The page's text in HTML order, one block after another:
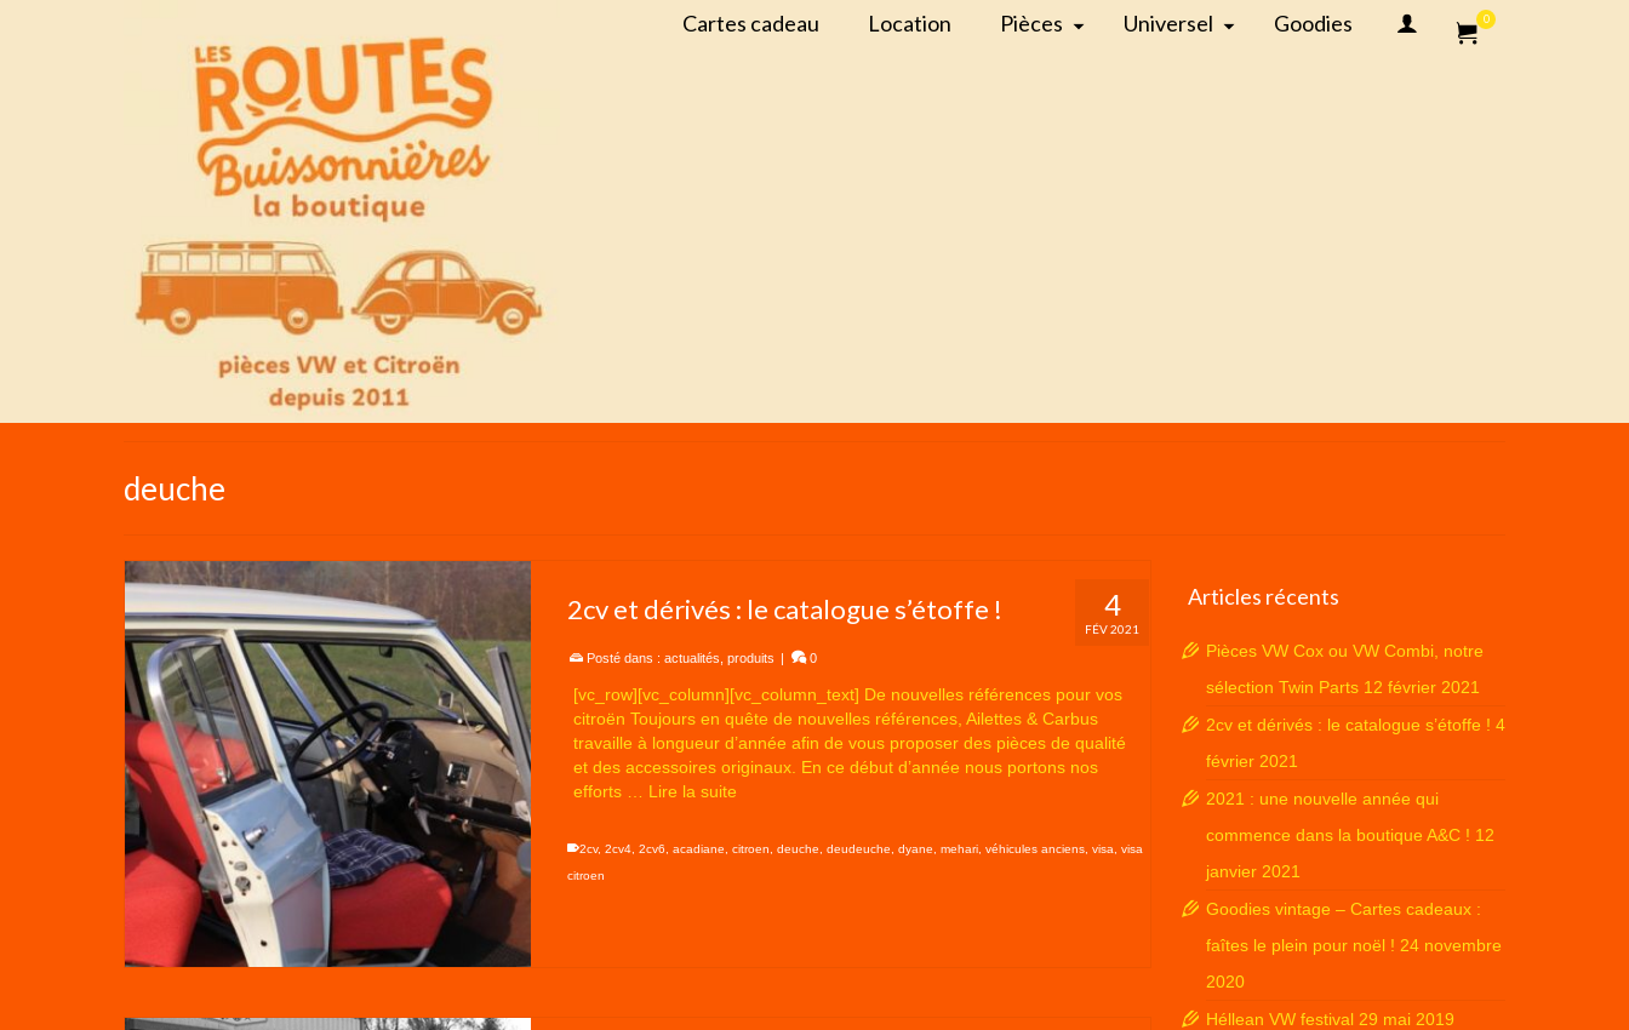
Cartes cadeau Location Pièces Universel Goodies 0
deuche
4
FÉV 2021
2cv et dérivés : le catalogue s’étoffe !
Posté dans : actualités produits | 0
[vc_row][vc_column][vc_column_text] De nouvelles références pour vos
citroën Toujours en quête de nouvelles références, Ailettes & Carbus
travaille à longueur d’année afin de vous proposer des pièces de qualité
et des accessoires originaux. En ce début d’année nous portons nos
efforts … Lire la suite
2cv, 2cv4, 2cv6 acadiane citroen deuche deudeuche dyane mehari, véhicules anciens, visa
visa
citroen
Articles récents
Pièces VW Cox ou VW Combi, notre
sélection Twin Parts 12 février 2021
2cv et dérivés : le catalogue s’étoffe ! 4
février 2021
2021 : une nouvelle année qui
commence dans la boutique A&C ! 12
janvier 2021
Goodies vintage – Cartes cadeaux :
faîtes le plein pour noël ! 24 novembre
2020
Héllean VW festival 29 mai 2019